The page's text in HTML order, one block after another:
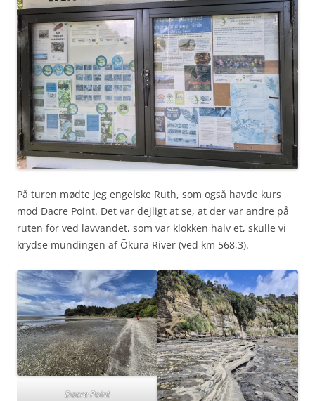
På turen mødte jeg engelske Ruth, som også havde kurs
mod Dacre Point. Det var dejligt at se, at der var andre på
ruten for ved lavvandet, som var klokken halv et, skulle vi
krydse mundingen af Ōkura River (ved km 568,3).
Dacre Point